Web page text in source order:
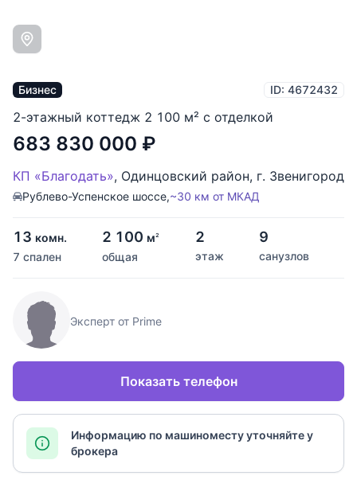
Бизнес ID: 4672432
2-этажный коттедж 2 100 м² с отделкой
683 830 000 ₽
КП «Благодать», Одинцовский район, г. Звенигород
Рублево-Успенское шоссе,~30 км от МКАД
13 комн.
7 спален
2 100 м2
общая
2
этаж
9
санузлов
Эксперт от Prime
Показать телефон
Информацию по машиноместу уточняйте у
брокера